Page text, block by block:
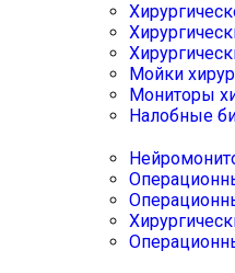
Мойки
Мониторы
Налобные